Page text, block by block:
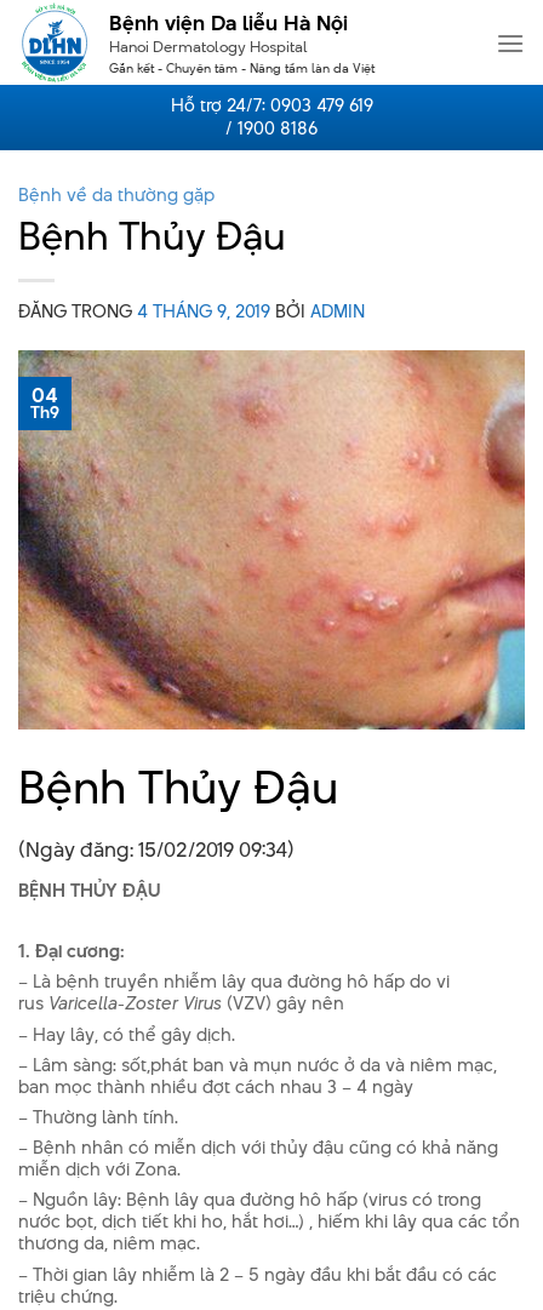
Skip
content
Bệnh viện Da liễu Hà Nội
Hanoi Dermatology Hospital
Gắn kết - Chuyên tâm - Nâng tầm làn da Việt
Hỗ trợ 24/7: 0903 479 619
/ 1900 8186
Bệnh về da thường gặp
Bệnh Thủy Đậu
ĐĂNG TRONG4 THÁNG 9, 2019 BỞI ADMIN
04
Th9
Bệnh Thủy Đậu
(Ngày đăng: 15/02/2019 09:34)
BỆNH THỦY ĐẬU
1. Đại cư­ơng:
– Là bệnh truyền nhiễm lây qua đường hô hấp do vi
rus Varicella-Zoster Virus (VZV) gây nên
– Hay lây, có thể gây dịch.
– Lâm sàng: sốt,phát ban và mụn n­ước ở da và niêm mạc,
ban mọc thành nhiều đợt cách nhau 3 – 4 ngày
– Thư­ờng lành tính.
– Bệnh nhân có miễn dịch với thủy đậu cũng có khả năng
miễn dịch với Zona.
– Nguồn lây: Bệnh lây qua đ­ường hô hấp (virus có trong
nước bọt, dịch tiết khi ho, hắt hơi…) , hiếm khi lây qua các tổn
thương da, niêm mạc.
– Thời gian lây nhiễm là 2 – 5 ngày đầu khi bắt đầu có các
triệu chứng.